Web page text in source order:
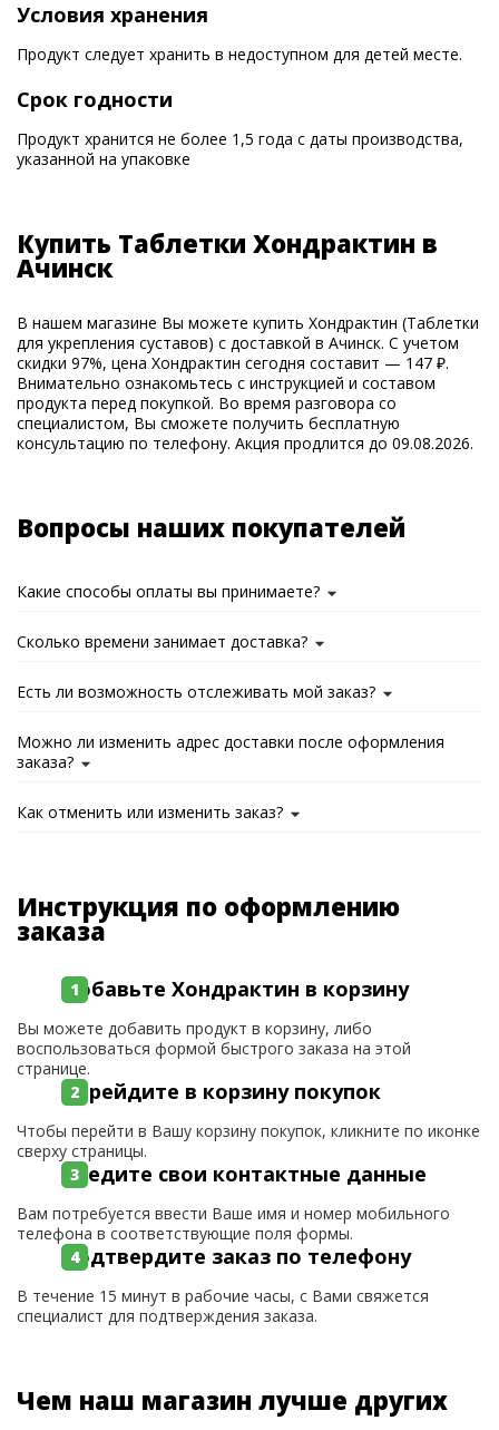
Условия хранения
Продукт следует хранить в недоступном для детей месте.
Срок годности
Продукт хранится не более 1,5 года с даты производства,
указанной на упаковке
Купить Таблетки Хондрактин в
Ачинск
В нашем магазине Вы можете купить Хондрактин (Таблетки
для укрепления суставов) с доставкой в Ачинск. С учетом
скидки 97%, цена Хондрактин сегодня составит — 147 ₽.
Внимательно ознакомьтесь с инструкцией и составом
продукта перед покупкой. Во время разговора со
специалистом, Вы сможете получить бесплатную
консультацию по телефону. Акция продлится до 09.08.2026.
Вопросы наших покупателей
Какие способы оплаты вы принимаете?
Сколько времени занимает доставка?
Есть ли возможность отслеживать мой заказ?
Можно ли изменить адрес доставки после оформления
заказа?
Как отменить или изменить заказ?
Инструкция по оформлению
заказа
Добавьте Хондрактин в корзину
Вы можете добавить продукт в корзину, либо
воспользоваться формой быстрого заказа на этой
странице.
Перейдите в корзину покупок
Чтобы перейти в Вашу корзину покупок, кликните по иконке
сверху страницы.
Введите свои контактные данные
Вам потребуется ввести Ваше имя и номер мобильного
телефона в соответствующие поля формы.
Подтвердите заказ по телефону
В течение 15 минут в рабочие часы, с Вами свяжется
специалист для подтверждения заказа.
Чем наш магазин лучше других